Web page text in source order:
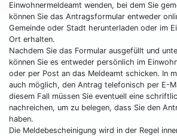
Einwohnermeldeamt wenden, bei dem Sie
können Sie das Antragsformular entweder
Gemeinde oder Stadt herunterladen oder im
Ort erhalten.
Nachdem Sie das Formular ausgefüllt und
können Sie es entweder persönlich im
oder per Post an das Meldeamt schicken. In
auch möglich, den Antrag telefonisch per E-
diesem Fall müssen Sie eventuell eine
nachreichen, um zu belegen, dass Sie den
haben.
Die Meldebescheinigung wird in der Regel